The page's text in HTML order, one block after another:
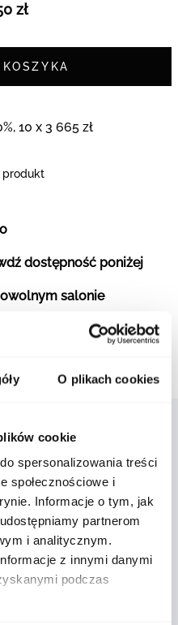
O plikach cookies
cookie
spersonalizowania treści
społecznościowe i
Informacje o tym, jak
partnerom
i analitycznym.
z innymi danymi
podczas
zł
10 x 3 665 zł
produkt
dostępność poniżej
salonie